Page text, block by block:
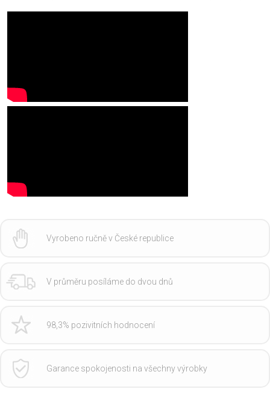
Vyrobeno ručně v České republice
V průměru posíláme do dvou dnů
98,3% pozivitních hodnocení
Garance spokojenosti na všechny výrobky